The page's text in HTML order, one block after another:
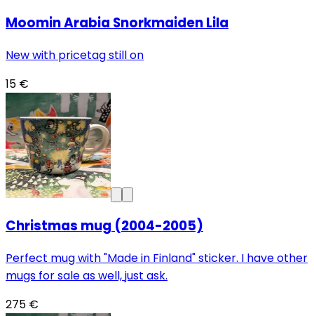
Moomin Arabia Snorkmaiden Lila
New with pricetag still on
15 €
Christmas mug (2004-2005)
Perfect mug with "Made in Finland" sticker. I have other
mugs for sale as well, just ask.
275 €